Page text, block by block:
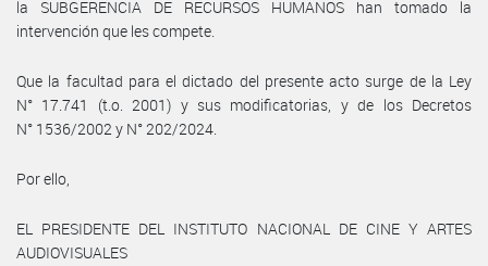
la SUBGERENCIA DE RECURSOS HUMANOS han tomado la
intervención que les compete.
Que la facultad para el dictado del presente acto surge de la Ley
N° 17.741 (t.o. 2001) y sus modificatorias, y de los Decretos
N° 1536/2002 y N° 202/2024.
Por ello,
EL PRESIDENTE DEL INSTITUTO NACIONAL DE CINE Y ARTES
AUDIOVISUALES